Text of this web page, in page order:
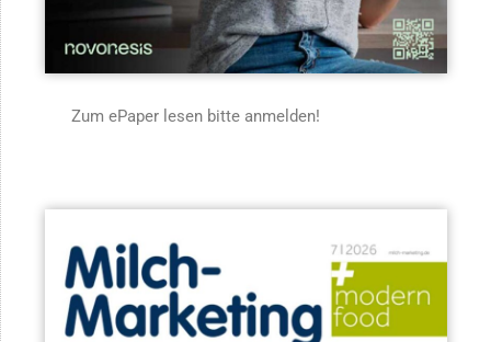
Zum ePaper lesen bitte anmelden!